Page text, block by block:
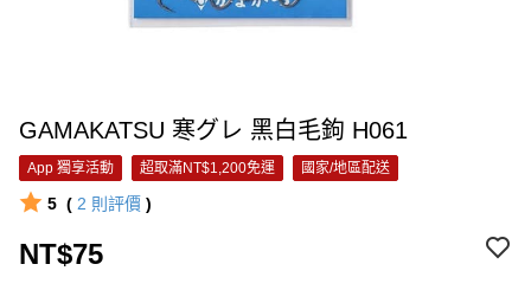
GAMAKATSU 寒グレ 黑白毛鉤 H061
App 獨享活動 超取滿NT$1,200免運 國家/地區配送
5 ( 2 則評價 )
NT$75